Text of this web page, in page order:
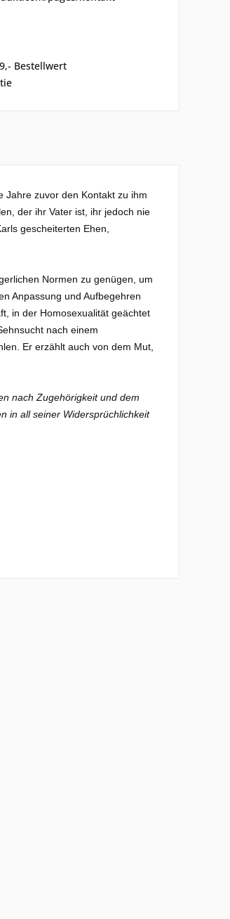
Bestellwert
Jahre zuvor den Kontakt zu ihm
der ihr Vater ist, ihr jedoch nie
gescheiterten Ehen,
Normen zu genügen, um
Anpassung und Aufbegehren
in der Homosexualität geächtet
nach einem
Er erzählt auch von dem Mut,
nach Zugehörigkeit und dem
in all seiner Widersprüchlichkeit